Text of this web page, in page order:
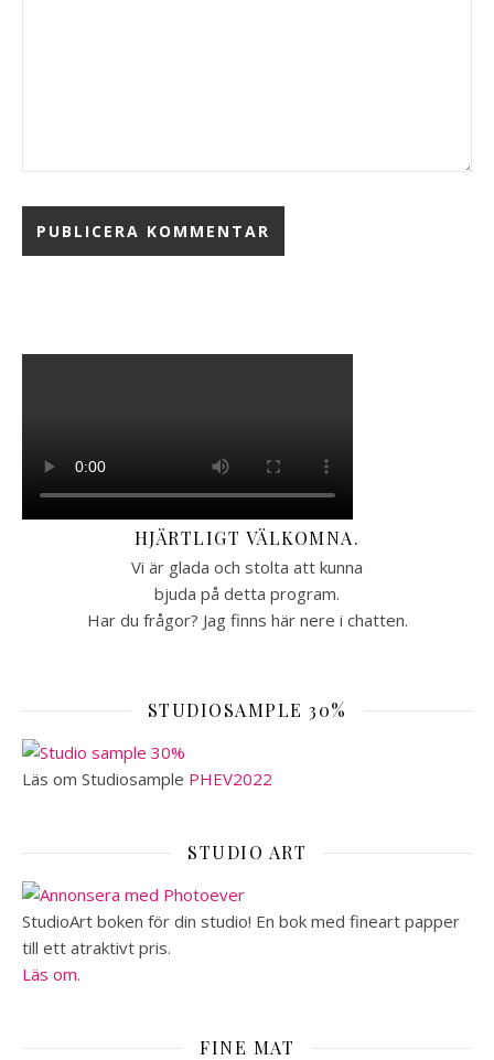
HJÄRTLIGT VÄLKOMNA.
Vi är glada och stolta att kunna
bjuda på detta program.
Har du frågor? Jag finns här nere i chatten.
STUDIOSAMPLE 30%
Läs om Studiosample PHEV2022
STUDIO ART
StudioArt boken för din studio! En bok med fineart papper
till ett atraktivt pris.
Läs om.
FINE MAT